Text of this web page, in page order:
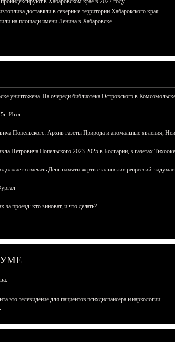
в Хабаровском крае в 2027 году
доставили в северные территории Хабаровского края
на площади имени Ленина в Хабаровске
уничтожена. На очереди библиотека Островского в
Итог.
Попельского: Архив газеты Природа и аномальные явления,
Петровича Попельского 2023-2025 в Болгарии, в газетах
отмечать День памяти жертв сталинских репрессий:
проезд: кто виноват, и что делать?
это телевидение для пациентов психдиспансера и наркологии.